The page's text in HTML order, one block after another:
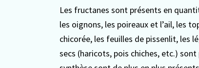
Les fructanes sont présents en
les oignons, les poireaux et l’ail, les
chicorée, les feuilles de pissenlit, les
secs (haricots, pois chiches, etc.)